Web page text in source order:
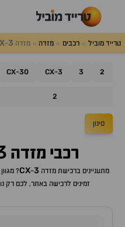
טרייד מוביל רכבים מזדה מזדה -3
2
3
CX-3
CX-30
2
סינון
רכבי מזדה
מתעניינים ברכישתמזדה CX-3
?
זמינים לרכישה באתר, לכם רק